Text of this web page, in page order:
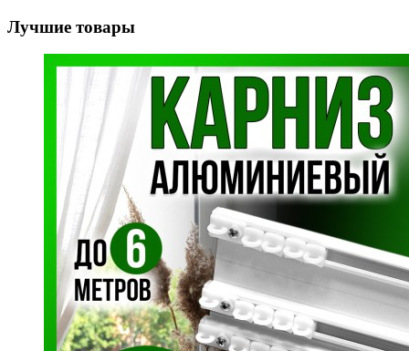
Лучшие товары